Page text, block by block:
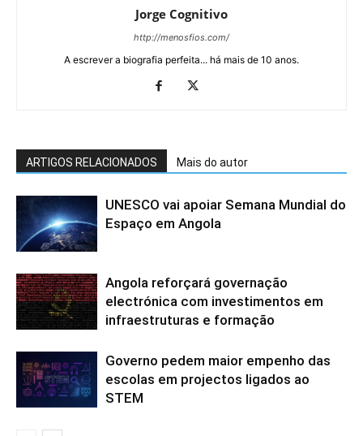
Jorge Cognitivo
http://menosfios.com/
A escrever a biografia perfeita... há mais de 10 anos.
ARTIGOS RELACIONADOS Mais do autor
UNESCO vai apoiar Semana Mundial do
Espaço em Angola
Angola reforçará governação
electrónica com investimentos em
infraestruturas e formação
Governo pedem maior empenho das
escolas em projectos ligados ao
STEM